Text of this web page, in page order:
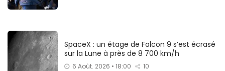
SpaceX : un étage de Falcon 9 s’est écrasé
sur la Lune à près de 8 700 km/h
6 Août. 2026 • 18:00 10